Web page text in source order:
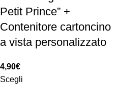
Petit Prince” +
Contenitore cartoncino
a vista personalizzato
4,90€
Scegli